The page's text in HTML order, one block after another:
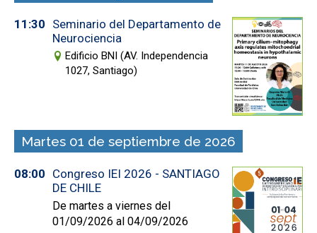
11:30 Seminario del Departamento de
Neurociencia
Edificio BNI (AV. Independencia
1027, Santiago)
Martes 01 de septiembre de 2026
08:00 Congreso IEI 2026 - SANTIAGO
DE CHILE
De martes a viernes del
01/09/2026 al 04/09/2026